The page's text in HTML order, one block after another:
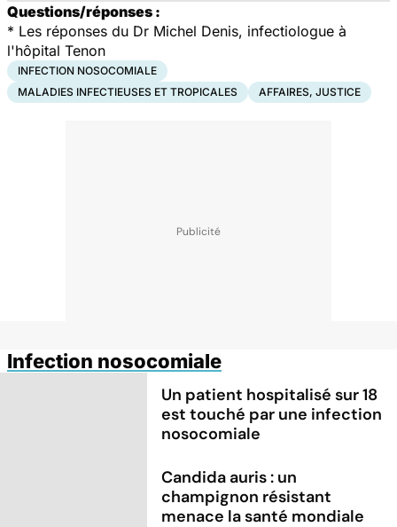
Questions/réponses :
* Les réponses du Dr Michel Denis, infectiologue à
l'hôpital Tenon
INFECTION NOSOCOMIALE
MALADIES INFECTIEUSES ET TROPICALES
AFFAIRES, JUSTICE
Infection nosocomiale
Un patient hospitalisé sur 18
est touché par une infection
nosocomiale
Candida auris : un
champignon résistant
menace la santé mondiale